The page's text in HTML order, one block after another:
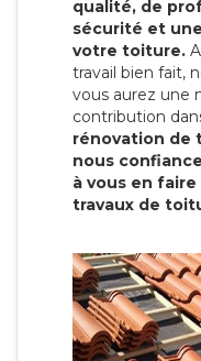
qualité, de
sécurité et
votre toiture.
travail bien fait,
vous aurez une
contribution
rénovation de
nous
à vous en
travaux de